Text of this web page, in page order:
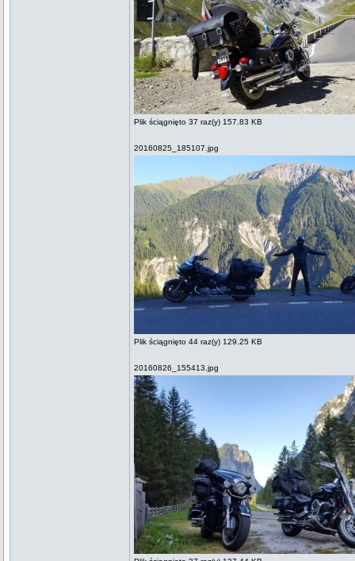
Plik ściągnięto 37 raz(y) 157.83 KB
20160825_185107.jpg
Plik ściągnięto 44 raz(y) 129.25 KB
20160826_155413.jpg